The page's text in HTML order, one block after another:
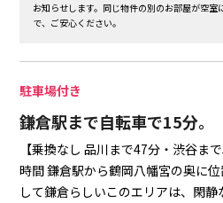
お知らせします。同じ物件の別のお部屋が空室
で、ご安心ください。
駐車場付き
鎌倉駅まで自転車で15分。
【乗換なし 品川まで47分・渋谷まで
時間鎌倉駅から鶴岡八幡宮の奥に位
して鎌倉らしいこのエリアは、閑